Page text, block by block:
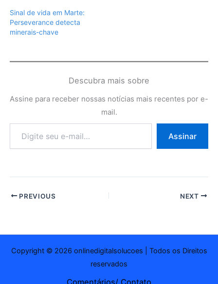
Sinal de vida em Marte:
Perseverance detecta
minerais-chave
Descubra mais sobre
Assine para receber nossas notícias mais recentes por e-
mail.
e-
Assinar
PREVIOUS NEXT
Copyright © 2026 onlinedigitalsolucoes | Todos os Direitos
reservados
Comentários/ Contato